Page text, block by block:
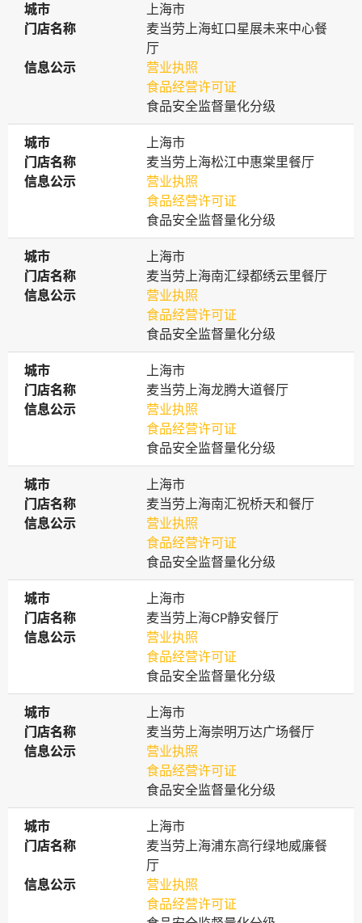
城市
城市
上海市
门店名称
门店名称
麦当劳上海虹口星展未来中心餐
厅
信息公示
信息公示
营业执照
食品经营许可证
食品安全监督量化分级
城市
城市
上海市
门店名称
门店名称
麦当劳上海松江中惠棠里餐厅
信息公示
信息公示
营业执照
食品经营许可证
食品安全监督量化分级
城市
城市
上海市
门店名称
门店名称
麦当劳上海南汇绿都绣云里餐厅
信息公示
信息公示
营业执照
食品经营许可证
食品安全监督量化分级
城市
城市
上海市
门店名称
门店名称
麦当劳上海龙腾大道餐厅
信息公示
信息公示
营业执照
食品经营许可证
食品安全监督量化分级
城市
城市
上海市
门店名称
门店名称
麦当劳上海南汇祝桥天和餐厅
信息公示
信息公示
营业执照
食品经营许可证
食品安全监督量化分级
城市
城市
上海市
门店名称
门店名称
麦当劳上海CP静安餐厅
信息公示
信息公示
营业执照
食品经营许可证
食品安全监督量化分级
城市
城市
上海市
门店名称
门店名称
麦当劳上海崇明万达广场餐厅
信息公示
信息公示
营业执照
食品经营许可证
食品安全监督量化分级
城市
城市
上海市
门店名称
门店名称
麦当劳上海浦东高行绿地威廉餐
厅
信息公示
信息公示
营业执照
食品经营许可证